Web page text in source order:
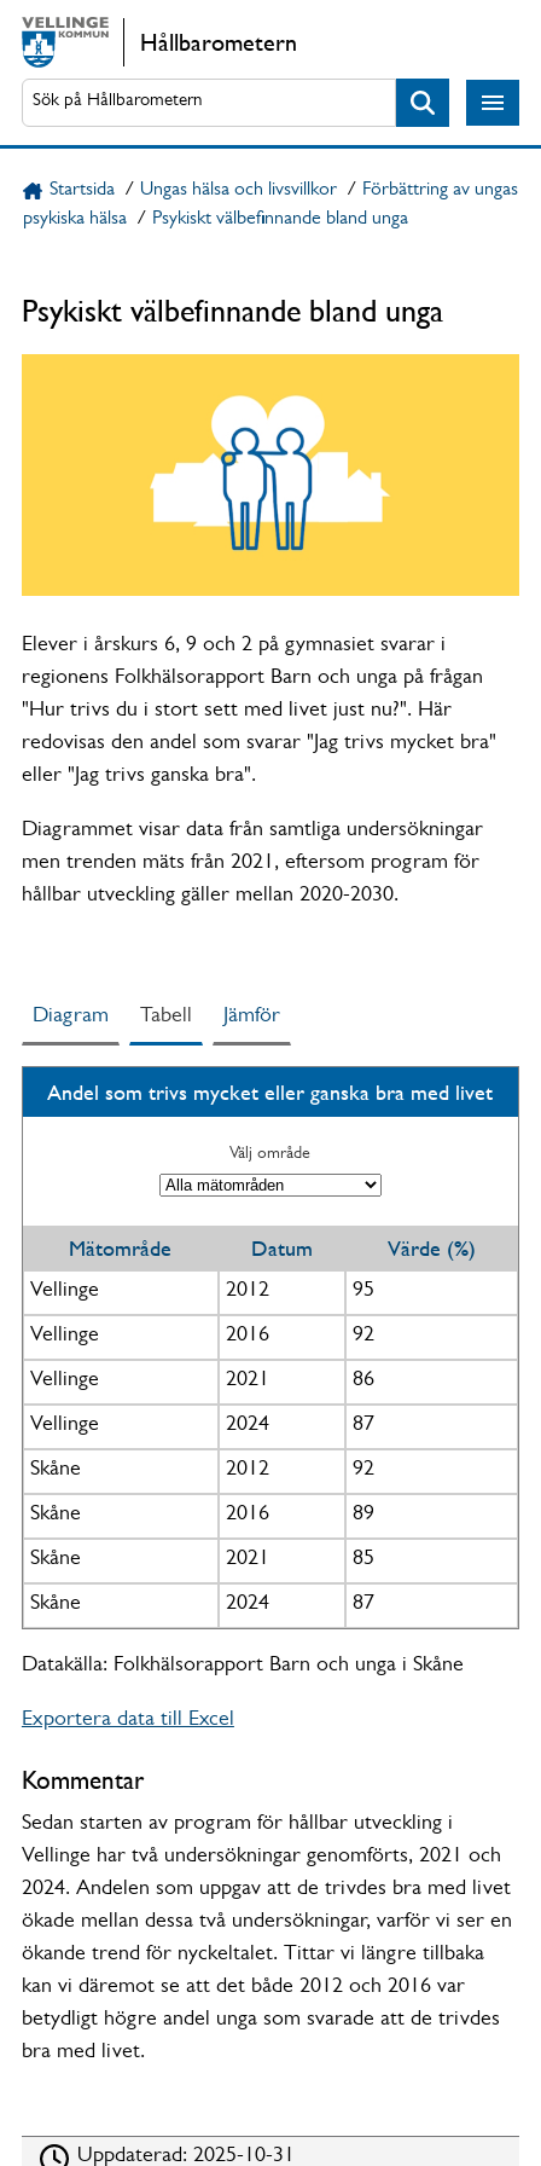
Gå direkt till sidans innehåll
Hållbarometern
Startsida / Ungas hälsa och livsvillkor / Förbättring av ungas
psykiska hälsa / Psykiskt välbefinnande bland unga
Psykiskt välbefinnande bland unga
Elever i årskurs 6, 9 och 2 på gymnasiet svarar i
regionens Folkhälsorapport Barn och unga på frågan
"Hur trivs du i stort sett med livet just nu?". Här
redovisas den andel som svarar "Jag trivs mycket bra"
eller "Jag trivs ganska bra".
Diagrammet visar data från samtliga undersökningar
men trenden mäts från 2021, eftersom program för
hållbar utveckling gäller mellan 2020-2030.
Diagram Tabell Jämför
Andel som trivs mycket eller ganska bra med livet
Välj område
Mätområde Datum Värde (%)
Vellinge 2012 95
Vellinge 2016 92
Vellinge 2021 86
Vellinge 2024 87
Skåne 2012 92
Skåne 2016 89
Skåne 2021 85
Skåne 2024 87
Datakälla: Folkhälsorapport Barn och unga i Skåne
Exportera data till Excel
Kommentar
Sedan starten av program för hållbar utveckling i
Vellinge har två undersökningar genomförts, 2021 och
2024. Andelen som uppgav att de trivdes bra med livet
ökade mellan dessa två undersökningar, varför vi ser en
ökande trend för nyckeltalet. Tittar vi längre tillbaka
kan vi däremot se att det både 2012 och 2016 var
betydligt högre andel unga som svarade att de trivdes
bra med livet.
Uppdaterad: 2025-10-31